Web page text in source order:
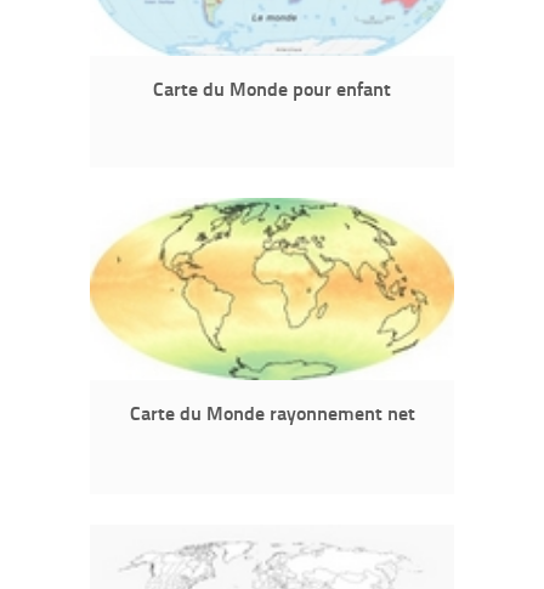
Carte du Monde pour enfant
Carte du Monde rayonnement net